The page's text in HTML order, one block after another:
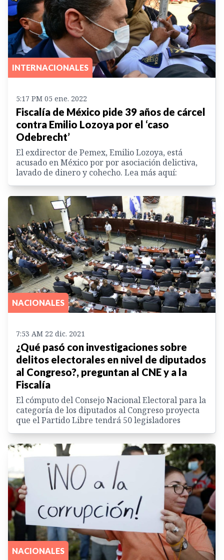
INTERNACIONALES
5:17 PM 05 ene. 2022
Fiscalía de México pide 39 años de cárcel
contra Emilio Lozoya por el ‘caso
Odebrecht’
El exdirector de Pemex, Emilio Lozoya, está
acusado en México por por asociación delictiva,
lavado de dinero y cohecho. Lea más aquí:
NACIONALES
7:53 AM 22 dic. 2021
¿Qué pasó con investigaciones sobre
delitos electorales en nivel de diputados
al Congreso?, preguntan al CNE y a la
Fiscalía
El cómputo del Consejo Nacional Electoral para la
categoría de los diputados al Congreso proyecta
que el Partido Libre tendrá 50 legisladores
NACIONALES